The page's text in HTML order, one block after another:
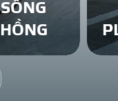
BÊ TÔNG KHÍ
NGÓI LỢP
SÔNG
HỒNG